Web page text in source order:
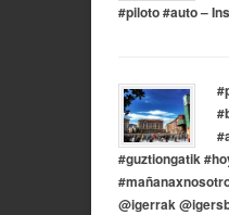
#piloto #auto –
#guztiongatik
@igerrak